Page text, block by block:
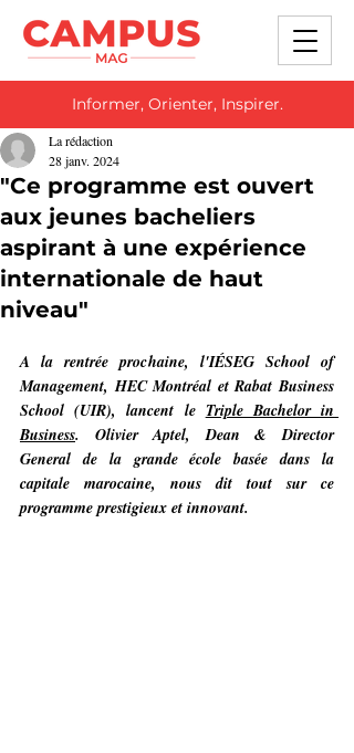
Informer, Orienter, Inspirer.
"Ce programme est ouvert
aux jeunes bacheliers
aspirant à une expérience
internationale de haut
niveau"
La rédaction
28 janv. 2024
A la rentrée prochaine, l'IÉSEG School of
Management, HEC Montréal et Rabat Business
School (UIR), lancent le Triple Bachelor in
Business. Olivier Aptel, Dean & Director
General de la grande école basée dans la
capitale marocaine, nous dit tout sur ce
programme prestigieux et innovant.